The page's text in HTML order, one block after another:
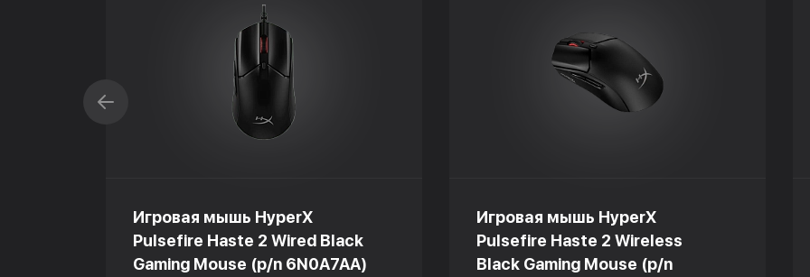
Игровая мышь HyperX
Pulsefire Haste 2 Wired Black
Gaming Mouse (p/n 6N0A7AA)
Игровая мышь HyperX
Pulsefire Haste 2 Wireless
Black Gaming Mouse (p/n